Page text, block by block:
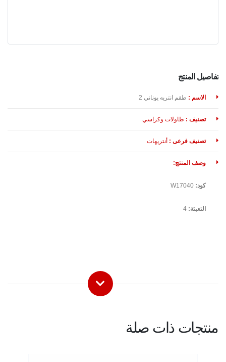
تفاصيل المنتج
الاسم : طقم انتريه يوناني 2
تصنيف : طاولات وكراسي
تصنيف فرعى : أنتريهات
وصف المنتج:
كود:
التعبئة: 4
منتجات ذات صلة